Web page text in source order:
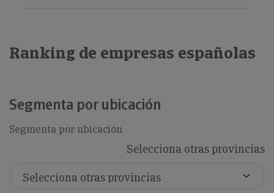
Ranking de empresas españolas
Segmenta por ubicación
Segmenta por ubicación
Selecciona otras provincias